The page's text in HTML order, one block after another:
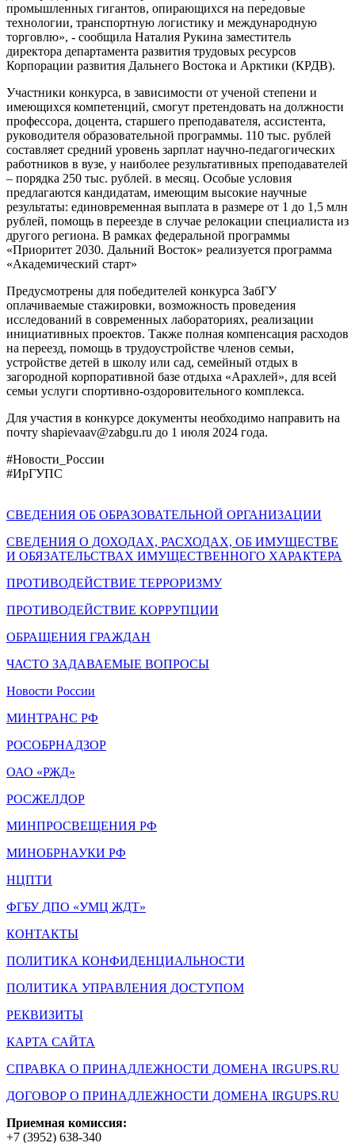
промышленных гигантов, опирающихся на передовые
технологии, транспортную логистику и международную
торговлю», - сообщила Наталия Рукина заместитель
директора департамента развития трудовых ресурсов
Корпорации развития Дальнего Востока и Арктики (КРДВ).
Участники конкурса, в зависимости от ученой степени и
имеющихся компетенций, смогут претендовать на должности
профессора, доцента, старшего преподавателя, ассистента,
руководителя образовательной программы. 110 тыс. рублей
составляет средний уровень зарплат научно-педагогических
работников в вузе, у наиболее результативных преподавателей
– порядка 250 тыс. рублей. в месяц. Особые условия
предлагаются кандидатам, имеющим высокие научные
результаты: единовременная выплата в размере от 1 до 1,5 млн
рублей, помощь в переезде в случае релокации специалиста из
другого региона. В рамках федеральной программы
«Приоритет 2030. Дальний Восток» реализуется программа
«Академический старт»
Предусмотрены для победителей конкурса ЗабГУ
оплачиваемые стажировки, возможность проведения
исследований в современных лабораториях, реализации
инициативных проектов. Также полная компенсация расходов
на переезд, помощь в трудоустройстве членов семьи,
устройстве детей в школу или сад, семейный отдых в
загородной корпоративной базе отдыха «Арахлей», для всей
семьи услуги спортивно-оздоровительного комплекса.
Для участия в конкурсе документы необходимо направить на
почту shapievaav@zabgu.ru до 1 июля 2024 года.
#Новости_России
#ИрГУПС
СВЕДЕНИЯ ОБ ОБРАЗОВАТЕЛЬНОЙ ОРГАНИЗАЦИИ
СВЕДЕНИЯ О ДОХОДАХ, РАСХОДАХ, ОБ ИМУЩЕСТВЕ
И ОБЯЗАТЕЛЬСТВАХ ИМУЩЕСТВЕННОГО ХАРАКТЕРА
ПРОТИВОДЕЙСТВИЕ ТЕРРОРИЗМУ
ПРОТИВОДЕЙСТВИЕ КОРРУПЦИИ
ОБРАЩЕНИЯ ГРАЖДАН
ЧАСТО ЗАДАВАЕМЫЕ ВОПРОСЫ
Новости России
МИНТРАНС РФ
РОСОБРНАДЗОР
ОАО «РЖД»
РОСЖЕЛДОР
МИНПРОСВЕЩЕНИЯ РФ
МИНОБРНАУКИ РФ
НЦПТИ
ФГБУ ДПО «УМЦ ЖДТ»
КОНТАКТЫ
ПОЛИТИКА КОНФИДЕНЦИАЛЬНОСТИ
ПОЛИТИКА УПРАВЛЕНИЯ ДОСТУПОМ
РЕКВИЗИТЫ
КАРТА САЙТА
СПРАВКА О ПРИНАДЛЕЖНОСТИ ДОМЕНА IRGUPS.RU
ДОГОВОР О ПРИНАДЛЕЖНОСТИ ДОМЕНА IRGUPS.RU
Приемная комиссия:
+7 (3952) 638-340